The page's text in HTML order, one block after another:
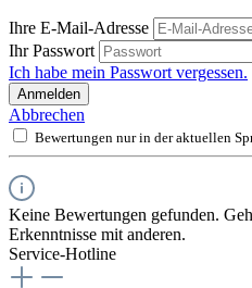
Ihre E-Mail-Adresse
Ihr Passwort
Ich habe mein Passwort vergessen.
Anmelden
Abbrechen
Bewertungen nur in der aktuellen
Keine Bewertungen gefunden.
Erkenntnisse mit anderen.
Service-Hotline